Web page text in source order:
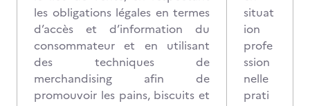
les obligations légales en termes
d’accès et d’information du
consommateur et en utilisant
des techniques de
merchandising afin de
promouvoir les pains, biscuits et
situat
ion
profe
ssion
nelle
prati